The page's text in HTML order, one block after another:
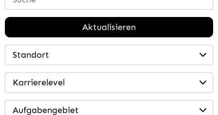
Aktualisieren
Standort
Karrierelevel
Aufgabengebiet